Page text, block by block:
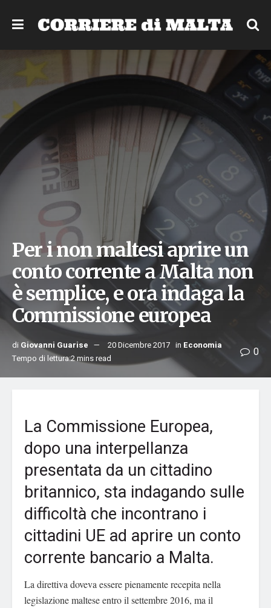
Per i non maltesi aprire un
conto corrente a Malta non
è semplice, e ora indaga la
Commissione europea
di Giovanni Guarise 20 Dicembre 2017 in Economia
Tempo di lettura:2 mins read
0
La Commissione Europea,
dopo una interpellanza
presentata da un cittadino
britannico, sta indagando sulle
difficoltà che incontrano i
cittadini UE ad aprire un conto
corrente bancario a Malta.
La direttiva doveva essere pienamente recepita nella
legislazione maltese entro il settembre 2016, ma il